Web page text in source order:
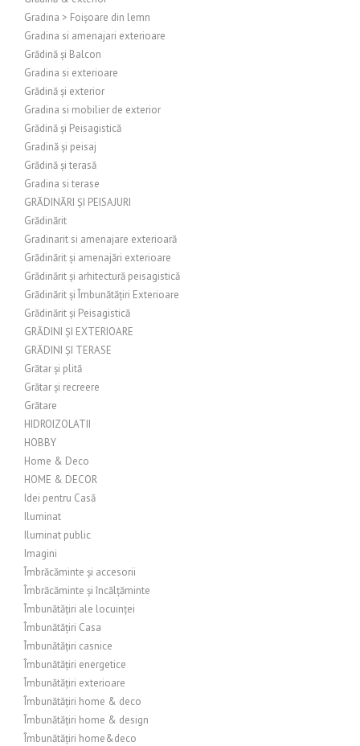
Gradina > Foișoare din lemn
Gradina si amenajari exterioare
Grădină și Balcon
Gradina si exterioare
Grădină și exterior
Gradina si mobilier de exterior
Grădină și Peisagistică
Gradină și peisaj
Grădină și terasă
Gradina si terase
GRĂDINĂRI ȘI PEISAJURI
Grădinărit
Gradinarit si amenajare exterioară
Grădinărit și amenajări exterioare
Grădinărit și arhitectură peisagistică
Grădinărit și Îmbunătățiri Exterioare
Grădinărit și Peisagistică
GRĂDINI ȘI EXTERIOARE
GRĂDINI ȘI TERASE
Grătar și plită
Grătar și recreere
Grătare
HIDROIZOLATII
HOBBY
Home & Deco
HOME & DECOR
Idei pentru Casă
Iluminat
Iluminat public
Imagini
Îmbrăcăminte și accesorii
Îmbrăcăminte și încălțăminte
Îmbunătățiri ale locuinței
Îmbunătățiri Casa
Îmbunătățiri casnice
Îmbunătățiri energetice
Îmbunătățiri exterioare
Îmbunătățiri home & deco
Îmbunătățiri home & design
Îmbunătățiri home&deco